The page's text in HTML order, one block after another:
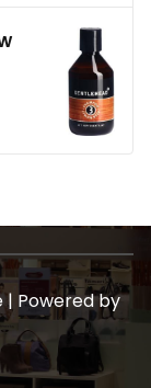
| Powered by